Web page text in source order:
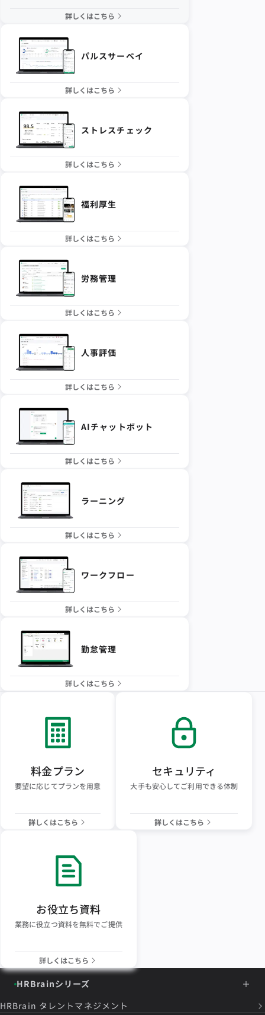
詳しくはこちら
パルスサーベイ
詳しくはこちら
ストレスチェック
詳しくはこちら
福利厚生
詳しくはこちら
労務管理
詳しくはこちら
人事評価
詳しくはこちら
AIチャットボット
詳しくはこちら
ラーニング
詳しくはこちら
ワークフロー
詳しくはこちら
勤怠管理
詳しくはこちら
料金プラン
要望に応じてプランを用意
詳しくはこちら
セキュリティ
大手も安心してご利用できる体制
詳しくはこちら
お役立ち資料
業務に役立つ資料を無料でご提供
詳しくはこちら
HRBrainシリーズ
HRBrain タレントマネジメント